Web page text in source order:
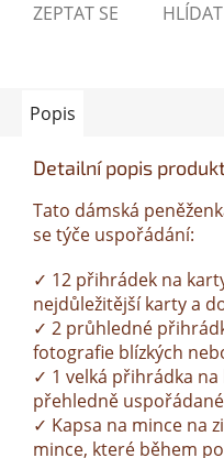
ZEPTAT SE HLÍDAT
Popis
Detailní popis
Tato dámská
se týče uspořádání:
✓ 12 přihrádek na
nejdůležitější karty a
✓ 2 průhledné
fotografie blízkých
✓ 1 velká přihrádka na
přehledně
✓ Kapsa na mince na
mince, které během